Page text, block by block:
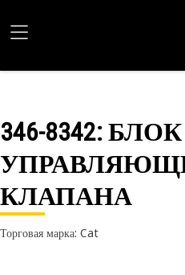
346-8342: БЛОК
КЛАПАНА
Торговая марка: Cat